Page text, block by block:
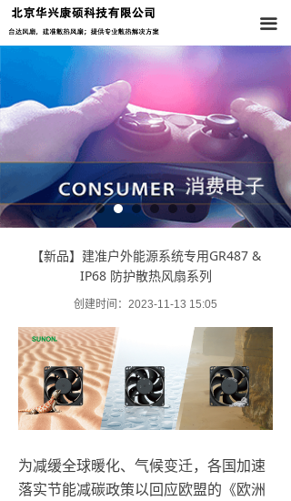
끀
首页
关于我们
产品中心
新闻资讯
联系我们
【新品】建准户外能源系统专用GR487 &
IP68 防护散热风扇系列
为减缓全球暖化、气候变迁，各国加速
落实节能减碳政策以回应欧盟的《欧洲
创建时间： 2023-11-13 15:05